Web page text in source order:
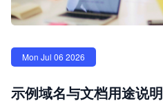
Mon Jul 06 2026
示例域名与文档用途说明